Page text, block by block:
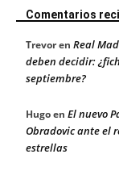
Comentarios
Trevoren Real
deben decidir:
septiembre?
Hugoen El nuevo
Obradovic ante el
estrellas